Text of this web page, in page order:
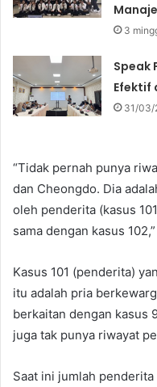
3
Speak
Efektif
31/03/
“Tidak pernah punya
dan Cheongdo. Dia
oleh penderita (kasus
sama dengan kasus
Kasus 101 (penderita)
itu adalah pria
berkaitan dengan kasus
juga tak punya riwayat
Saat ini jumlah